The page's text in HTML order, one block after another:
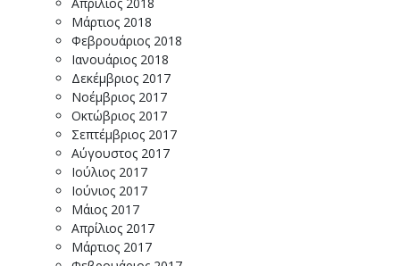
Μάρτιος 2018
Φεβρουάριος 2018
Ιανουάριος 2018
Δεκέμβριος 2017
Νοέμβριος 2017
Οκτώβριος 2017
Σεπτέμβριος 2017
Αύγουστος 2017
Ιούλιος 2017
Ιούνιος 2017
Μάιος 2017
Απρίλιος 2017
Μάρτιος 2017